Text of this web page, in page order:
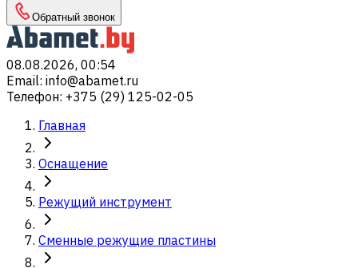
Обратный звонок
08.08.2026, 00:54
Email: info@abamet.ru
Телефон: +375 (29) 125-02-05
Главная
Оснащение
Режущий инструмент
Сменные режущие пластины